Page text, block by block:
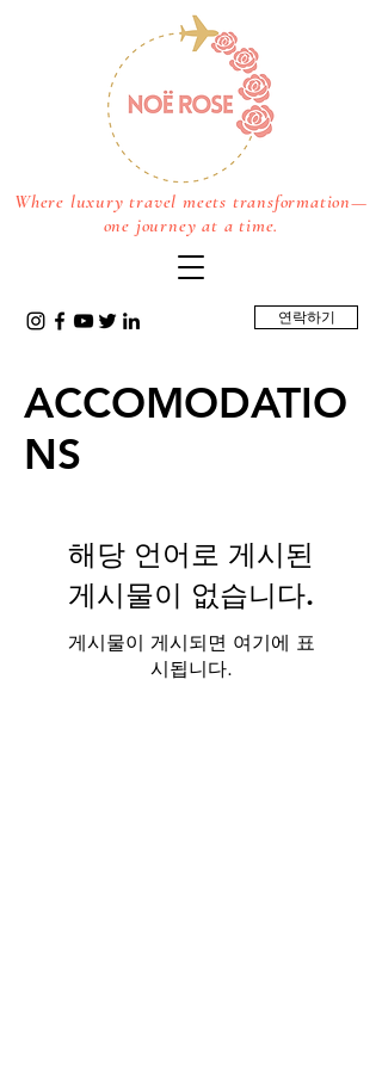
Where luxury travel meets transformation—
one journey at a time.
연락하기
ACCOMODATIO
NS
해당 언어로 게시된
게시물이 없습니다.
게시물이 게시되면 여기에 표
시됩니다.